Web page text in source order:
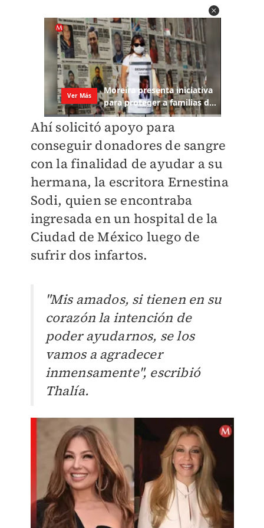
Ahí solicitó apoyo para
conseguir donadores de sangre
con la finalidad de ayudar a su
hermana, la escritora Ernestina
Sodi, quien se encontraba
ingresada en un hospital de la
Ciudad de México luego de
sufrir dos infartos.
"Mis amados, si tienen en su
corazón la intención de
poder ayudarnos, se los
vamos a agradecer
inmensamente", escribió
Thalía.